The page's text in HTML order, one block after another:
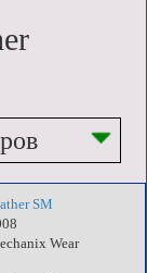
SM
Wear